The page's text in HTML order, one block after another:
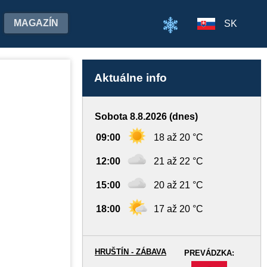
MAGAZÍN SK
Aktuálne info
Sobota 8.8.2026 (dnes)
09:00 18 až 20 °C
12:00 21 až 22 °C
15:00 20 až 21 °C
18:00 17 až 20 °C
PREVÁDZKA:
HRUŠTÍN - ZÁBAVA